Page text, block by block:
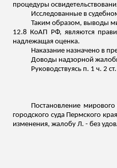
процедуры
Исследованные в
Таким образом, выводы
12.8 КоАП РФ, являются
надлежащая оценка.
Наказание назначено в
Доводы надзорной
Руководствуясь п. 1 ч. 2
Постановление
городского суда Пермского
изменения, жалобу Л. - без